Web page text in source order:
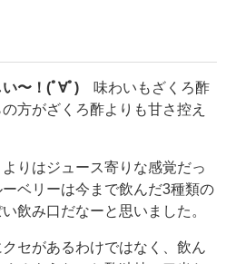
〜！(ﾟ∀ﾟ) 味わいもざくろ酢
方がざくろ酢よりも甘さ控え
りはジュース寄りな感覚だっ
ベリーは今まで飲んだ3種類の
飲み口だなーと思いました。
セがあるわけではなく、飲ん